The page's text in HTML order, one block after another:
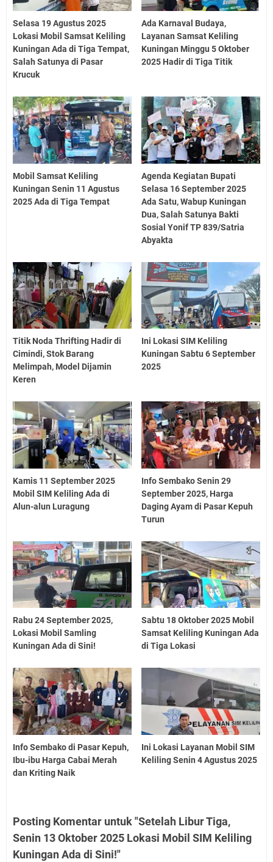
Selasa 19 Agustus 2025
Lokasi Mobil Samsat Keliling
Kuningan Ada di Tiga Tempat,
Salah Satunya di Pasar
Krucuk
Ada Karnaval Budaya,
Layanan Samsat Keliling
Kuningan Minggu 5 Oktober
2025 Hadir di Tiga Titik
Mobil Samsat Keliling
Kuningan Senin 11 Agustus
2025 Ada di Tiga Tempat
Agenda Kegiatan Bupati
Selasa 16 September 2025
Ada Satu, Wabup Kuningan
Dua, Salah Satunya Bakti
Sosial Yonif TP 839/Satria
Abyakta
Titik Noda Thrifting Hadir di
Cimindi, Stok Barang
Melimpah, Model Dijamin
Keren
Ini Lokasi SIM Keliling
Kuningan Sabtu 6 September
2025
Kamis 11 September 2025
Mobil SIM Keliling Ada di
Alun-alun Luragung
Info Sembako Senin 29
September 2025, Harga
Daging Ayam di Pasar Kepuh
Turun
Rabu 24 September 2025,
Lokasi Mobil Samling
Kuningan Ada di Sini!
Sabtu 18 Oktober 2025 Mobil
Samsat Keliling Kuningan Ada
di Tiga Lokasi
Info Sembako di Pasar Kepuh,
Ibu-ibu Harga Cabai Merah
dan Kriting Naik
Ini Lokasi Layanan Mobil SIM
Keliling Senin 4 Agustus 2025
Posting Komentar untuk "Setelah Libur Tiga,
Senin 13 Oktober 2025 Lokasi Mobil SIM Keliling
Kuningan Ada di Sini!"